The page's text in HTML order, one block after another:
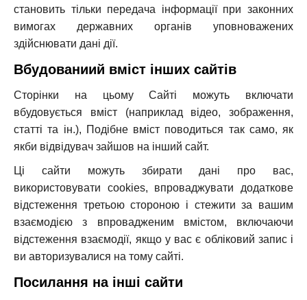
становить тільки передача інформації при законних
вимогах державних органів уповноважених
здійснювати дані дії.
Вбудованиий вміст інших сайтів
Сторінки на цьому Сайті можуть включати
вбудовується вміст (наприклад відео, зображення,
статті та ін.), Подібне вміст поводиться так само, як
якби відвідувач зайшов на інший сайт.
Ці сайти можуть збирати дані про вас,
використовувати cookies, впроваджувати додаткове
відстеження третьою стороною і стежити за вашим
взаємодією з впровадженим вмістом, включаючи
відстеження взаємодії, якщо у вас є обліковий запис і
ви авторизувалися на тому сайті.
Посилання на інші сайти